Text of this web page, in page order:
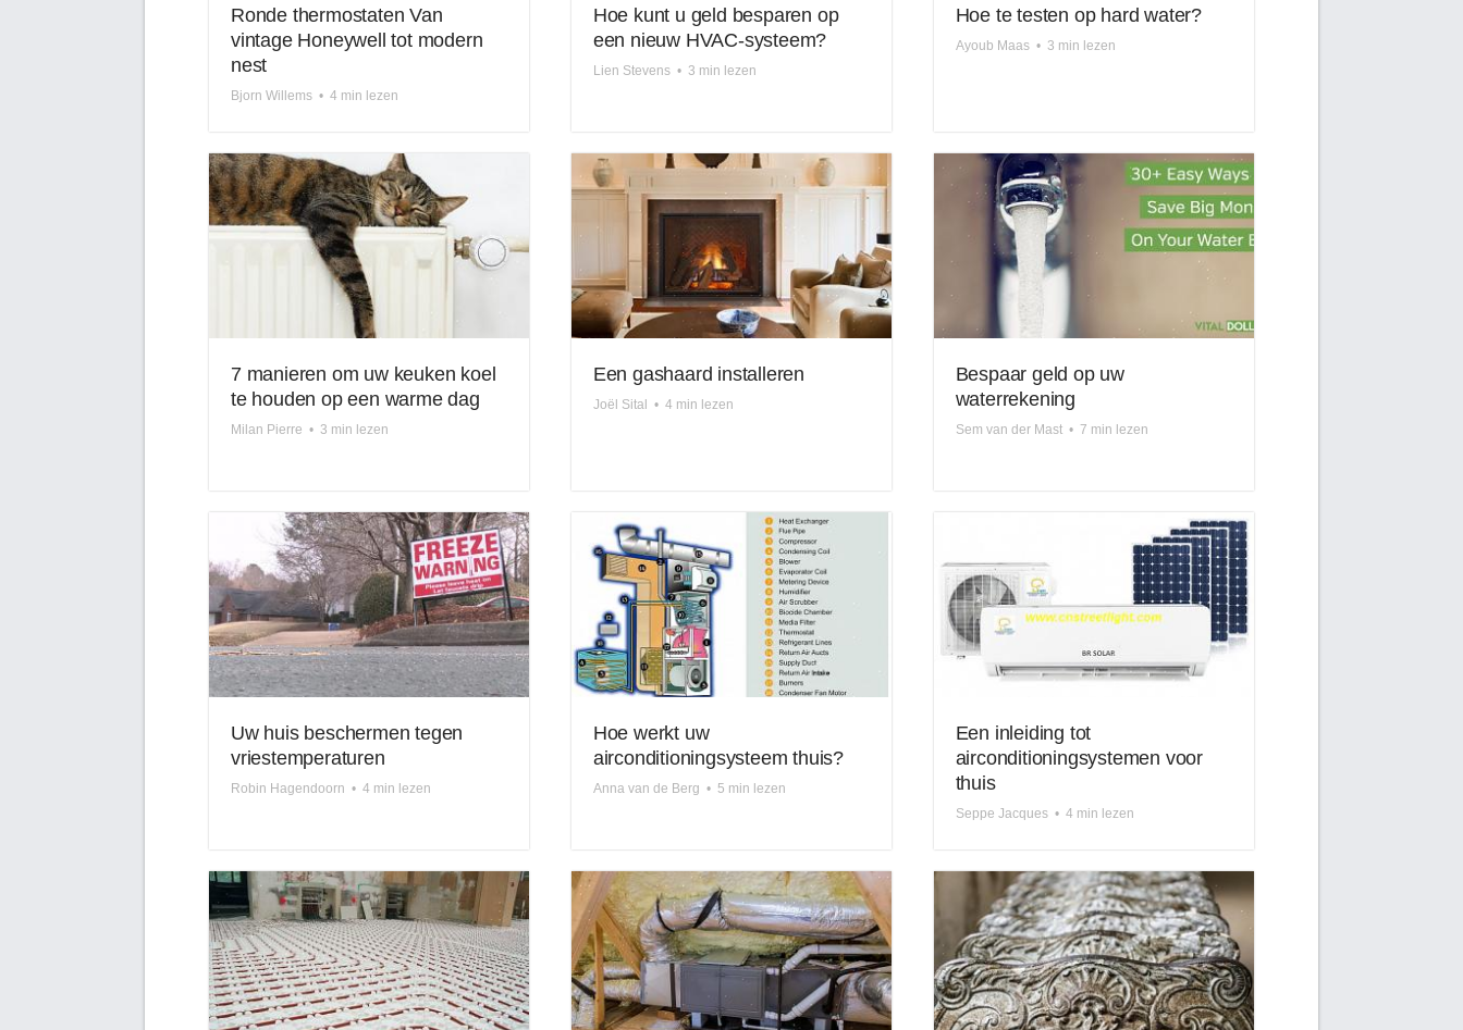
Ronde thermostaten Van
vintage Honeywell tot modern
nest
Bjorn Willems • 4 min lezen
Hoe kunt u geld besparen op
een nieuw HVAC-systeem?
Lien Stevens • 3 min lezen
Hoe te testen op hard water?
Ayoub Maas • 3 min lezen
7 manieren om uw keuken koel
te houden op een warme dag
Milan Pierre • 3 min lezen
Een gashaard installeren
Joël Sital • 4 min lezen
Bespaar geld op uw
waterrekening
Sem van der Mast • 7 min lezen
Uw huis beschermen tegen
vriestemperaturen
Robin Hagendoorn • 4 min lezen
Hoe werkt uw
airconditioningsysteem thuis?
Anna van de Berg • 5 min lezen
Een inleiding tot
airconditioningsystemen voor
thuis
Seppe Jacques • 4 min lezen